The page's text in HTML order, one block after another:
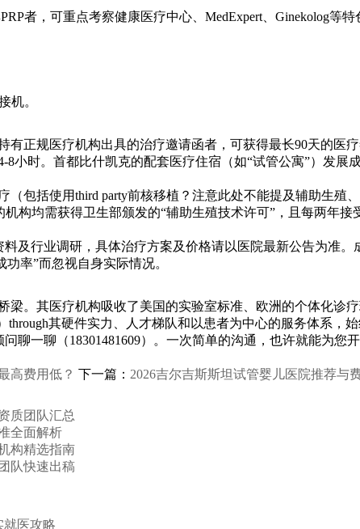
者，可重点考察健康医疗中心、MedExpert、Ginekolog等
机。
正规医疗机构出具的治疗邀请函者，可获得最长90天的医
小时。首都比什凯克的配套医疗住宿（如“试管公寓”）发展
包括使用third party前核移植？注意此处不能提及辅助生殖
构均需获得卫生部颁发的“辅助生殖技术许可”，且每两年
及行业调研，具体治疗方案及价格请以医院最新公告为准
率”而忽视自身实际情况。
。其医疗机构吸收了美国的实验室标准、欧洲的个体化诊
其硬件实力、人才梯队和以患者为中心的服务体系，始
聊一聊（18301481609）。一次简单的沟通，也许就能为您
高费用低？ 下一篇： 2026吉尔吉斯斯坦试管婴儿医院推荐与
质团队汇总
全面解析
构精选指南
队快速出稿
就医攻略